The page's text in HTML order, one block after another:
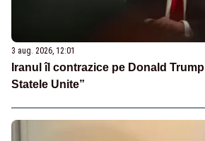
3 aug. 2026, 12:01
Iranul îl contrazice pe Donald
Statele Unite”